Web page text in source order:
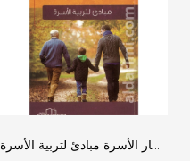
مسار الأسرة مبادئ لتربية الأسرة